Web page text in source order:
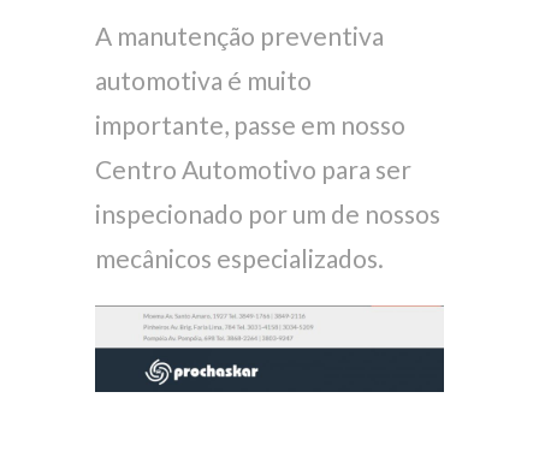
A manutenção preventiva
automotiva é muito
importante, passe em nosso
Centro Automotivo para ser
inspecionado por um de nossos
mecânicos especializados.